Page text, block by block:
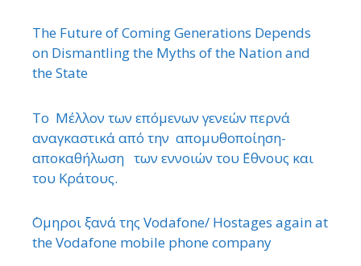
The Future of Coming Generations Depends
on Dismantling the Myths of the Nation and
the State
Το Μέλλον των επόμενων γενεών περνά
αναγκαστικά από την απομυθοποίηση-
αποκαθήλωση των εννοιών του ΄Εθνους και
του Κράτους.
΄Ομηροι ξανά της Vodafone/ Hostages again at
the Vodafone mobile phone company